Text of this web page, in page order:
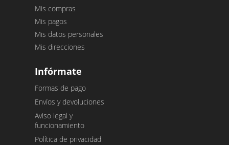
Mis compras
Mis pagos
Mis datos personales
Mis direcciones
Infórmate
Formas de pago
Envíos y devoluciones
Aviso legal y
funcionamiento
Política de privacidad